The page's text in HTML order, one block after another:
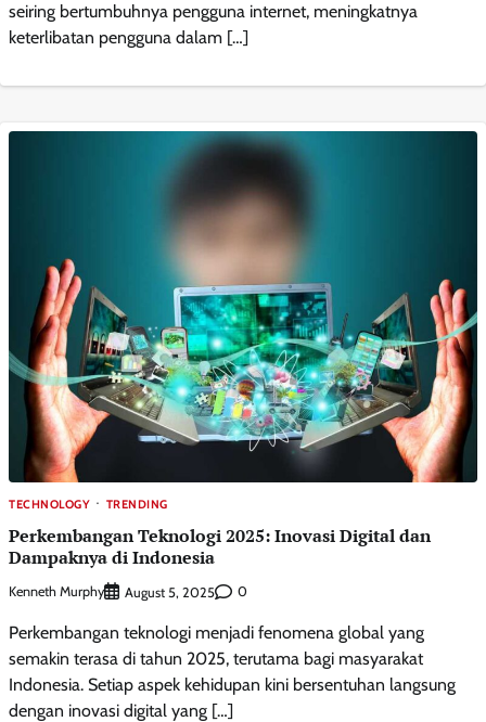
seiring bertumbuhnya pengguna internet, meningkatnya
keterlibatan pengguna dalam […]
TECHNOLOGY TRENDING
Perkembangan Teknologi 2025: Inovasi Digital dan
Dampaknya di Indonesia
Kenneth Murphy August 5, 2025 0
Perkembangan teknologi menjadi fenomena global yang
semakin terasa di tahun 2025, terutama bagi masyarakat
Indonesia. Setiap aspek kehidupan kini bersentuhan langsung
dengan inovasi digital yang […]